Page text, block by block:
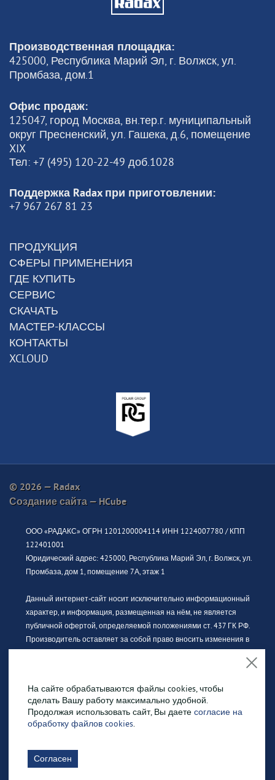
Производственная площадка:
425000, Республика Марий Эл, г. Волжск, ул.
Промбаза, дом.1
Офис продаж:
125047, город Москва, вн.тер.г. муниципальный
округ Пресненский, ул. Гашека, д.6, помещение
XIX
Тел: +7 (495) 120-22-49 доб.1028
Поддержка Radax при приготовлении:
+7 967 267 81 23
ПРОДУКЦИЯ
СФЕРЫ ПРИМЕНЕНИЯ
ГДЕ КУПИТЬ
СЕРВИС
СКАЧАТЬ
МАСТЕР-КЛАССЫ
КОНТАКТЫ
XCLOUD
© 2026 — Radax
Создание сайта —HCube
ООО «РАДАКС» ОГРН 1201200004114 ИНН 1224007780 / КПП
122401001
Юридический адрес: 425000, Республика Марий Эл, г. Волжск, ул.
Промбаза, дом 1, помещение 7А, этаж 1
Данный интернет-сайт носит исключительно информационный
характер, и информация, размещенная на нём, не является
публичной офертой, определяемой положениями ст. 437 ГК РФ.
Производитель оставляет за собой право вносить изменения в
уведомления. За актуальной информацией просьба обращаться к
Изображение продукции может отличаться от фактического вида.
Интерьерные иллюстрации и примеры использования
оборудования.
На сайте обрабатываются файлы cookies, чтобы
сделать Вашу работу максимально удобной.
Продолжая использовать сайт, Вы даете согласие на
обработку файлов cookies.
Согласен